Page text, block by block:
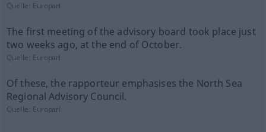
Quelle: Europarl
The first meeting of the advisory board took place just
two weeks ago, at the end of October.
Quelle: Europarl
Of these, the rapporteur emphasises the North Sea
Regional Advisory Council.
Quelle: Europarl